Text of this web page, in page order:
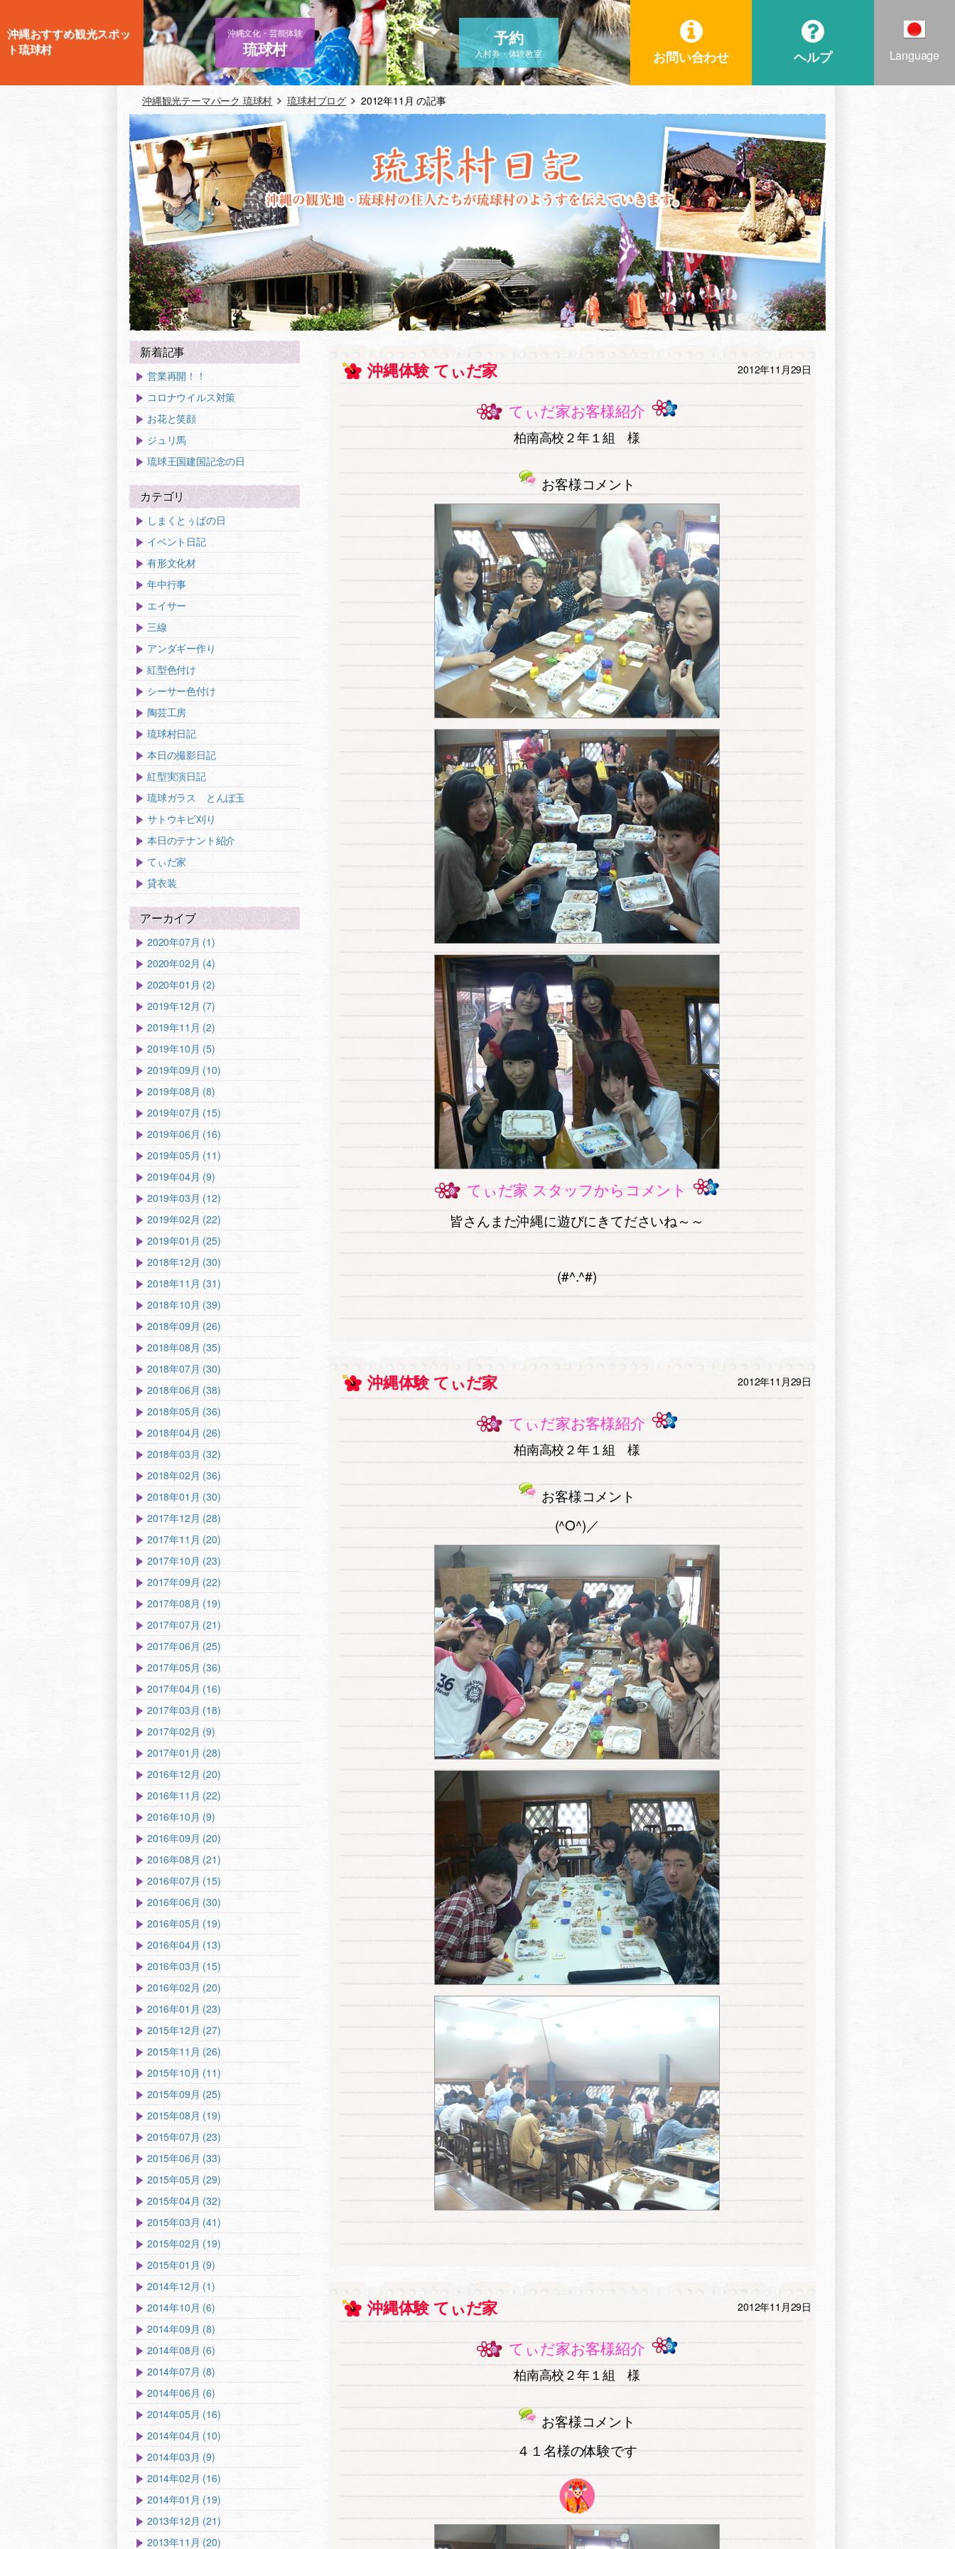
沖縄おすすめ観光スポッ
ト琉球村
沖縄文化・芸能体験
琉球村
予約
入村券・体験教室 お問い合わせ ヘルプ Language
沖縄観光テーマパーク 琉球村 琉球村ブログ 2012年11月 の記事
2012年11月29日
沖縄体験 てぃだ家
てぃだ家お客様紹介
柏南高校２年１組 様
お客様コメント
てぃだ家 スタッフからコメント
皆さんまた沖縄に遊びにきてださいね～～
(#^.^#)
2012年11月29日
沖縄体験 てぃだ家
てぃだ家お客様紹介
柏南高校２年１組 様
お客様コメント
(^O^)／
2012年11月29日
沖縄体験 てぃだ家
てぃだ家お客様紹介
柏南高校２年１組 様
お客様コメント
４１名様の体験です
新着記事
営業再開！！
コロナウイルス対策
お花と笑顔
ジュリ馬
琉球王国建国記念の日
カテゴリ
しまくとぅばの日
イベント日記
有形文化材
年中行事
エイサー
三線
アンダギー作り
紅型色付け
シーサー色付け
陶芸工房
琉球村日記
本日の撮影日記
紅型実演日記
琉球ガラス とんぼ玉
サトウキビ刈り
本日のテナント紹介
てぃだ家
貸衣装
アーカイブ
2020年07月 (1)
2020年02月 (4)
2020年01月 (2)
2019年12月 (7)
2019年11月 (2)
2019年10月 (5)
2019年09月 (10)
2019年08月 (8)
2019年07月 (15)
2019年06月 (16)
2019年05月 (11)
2019年04月 (9)
2019年03月 (12)
2019年02月 (22)
2019年01月 (25)
2018年12月 (30)
2018年11月 (31)
2018年10月 (39)
2018年09月 (26)
2018年08月 (35)
2018年07月 (30)
2018年06月 (38)
2018年05月 (36)
2018年04月 (26)
2018年03月 (32)
2018年02月 (36)
2018年01月 (30)
2017年12月 (28)
2017年11月 (20)
2017年10月 (23)
2017年09月 (22)
2017年08月 (19)
2017年07月 (21)
2017年06月 (25)
2017年05月 (36)
2017年04月 (16)
2017年03月 (18)
2017年02月 (9)
2017年01月 (28)
2016年12月 (20)
2016年11月 (22)
2016年10月 (9)
2016年09月 (20)
2016年08月 (21)
2016年07月 (15)
2016年06月 (30)
2016年05月 (19)
2016年04月 (13)
2016年03月 (15)
2016年02月 (20)
2016年01月 (23)
2015年12月 (27)
2015年11月 (26)
2015年10月 (11)
2015年09月 (25)
2015年08月 (19)
2015年07月 (23)
2015年06月 (33)
2015年05月 (29)
2015年04月 (32)
2015年03月 (41)
2015年02月 (19)
2015年01月 (9)
2014年12月 (1)
2014年10月 (6)
2014年09月 (8)
2014年08月 (6)
2014年07月 (8)
2014年06月 (6)
2014年05月 (16)
2014年04月 (10)
2014年03月 (9)
2014年02月 (16)
2014年01月 (19)
2013年12月 (21)
2013年11月 (20)